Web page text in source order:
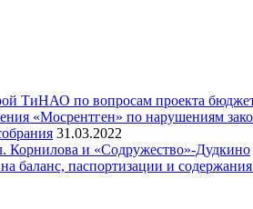
ТиНАО по вопросам проекта
«Мосрентген» по нарушениям
31.03.2022
Корнилова и «Содружество»-Дудкино
баланс, паспортизации и